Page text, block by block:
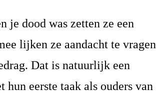
je dood was zetten ze een
lijken ze aandacht te vragen
Dat is natuurlijk een
eerste taak als ouders van